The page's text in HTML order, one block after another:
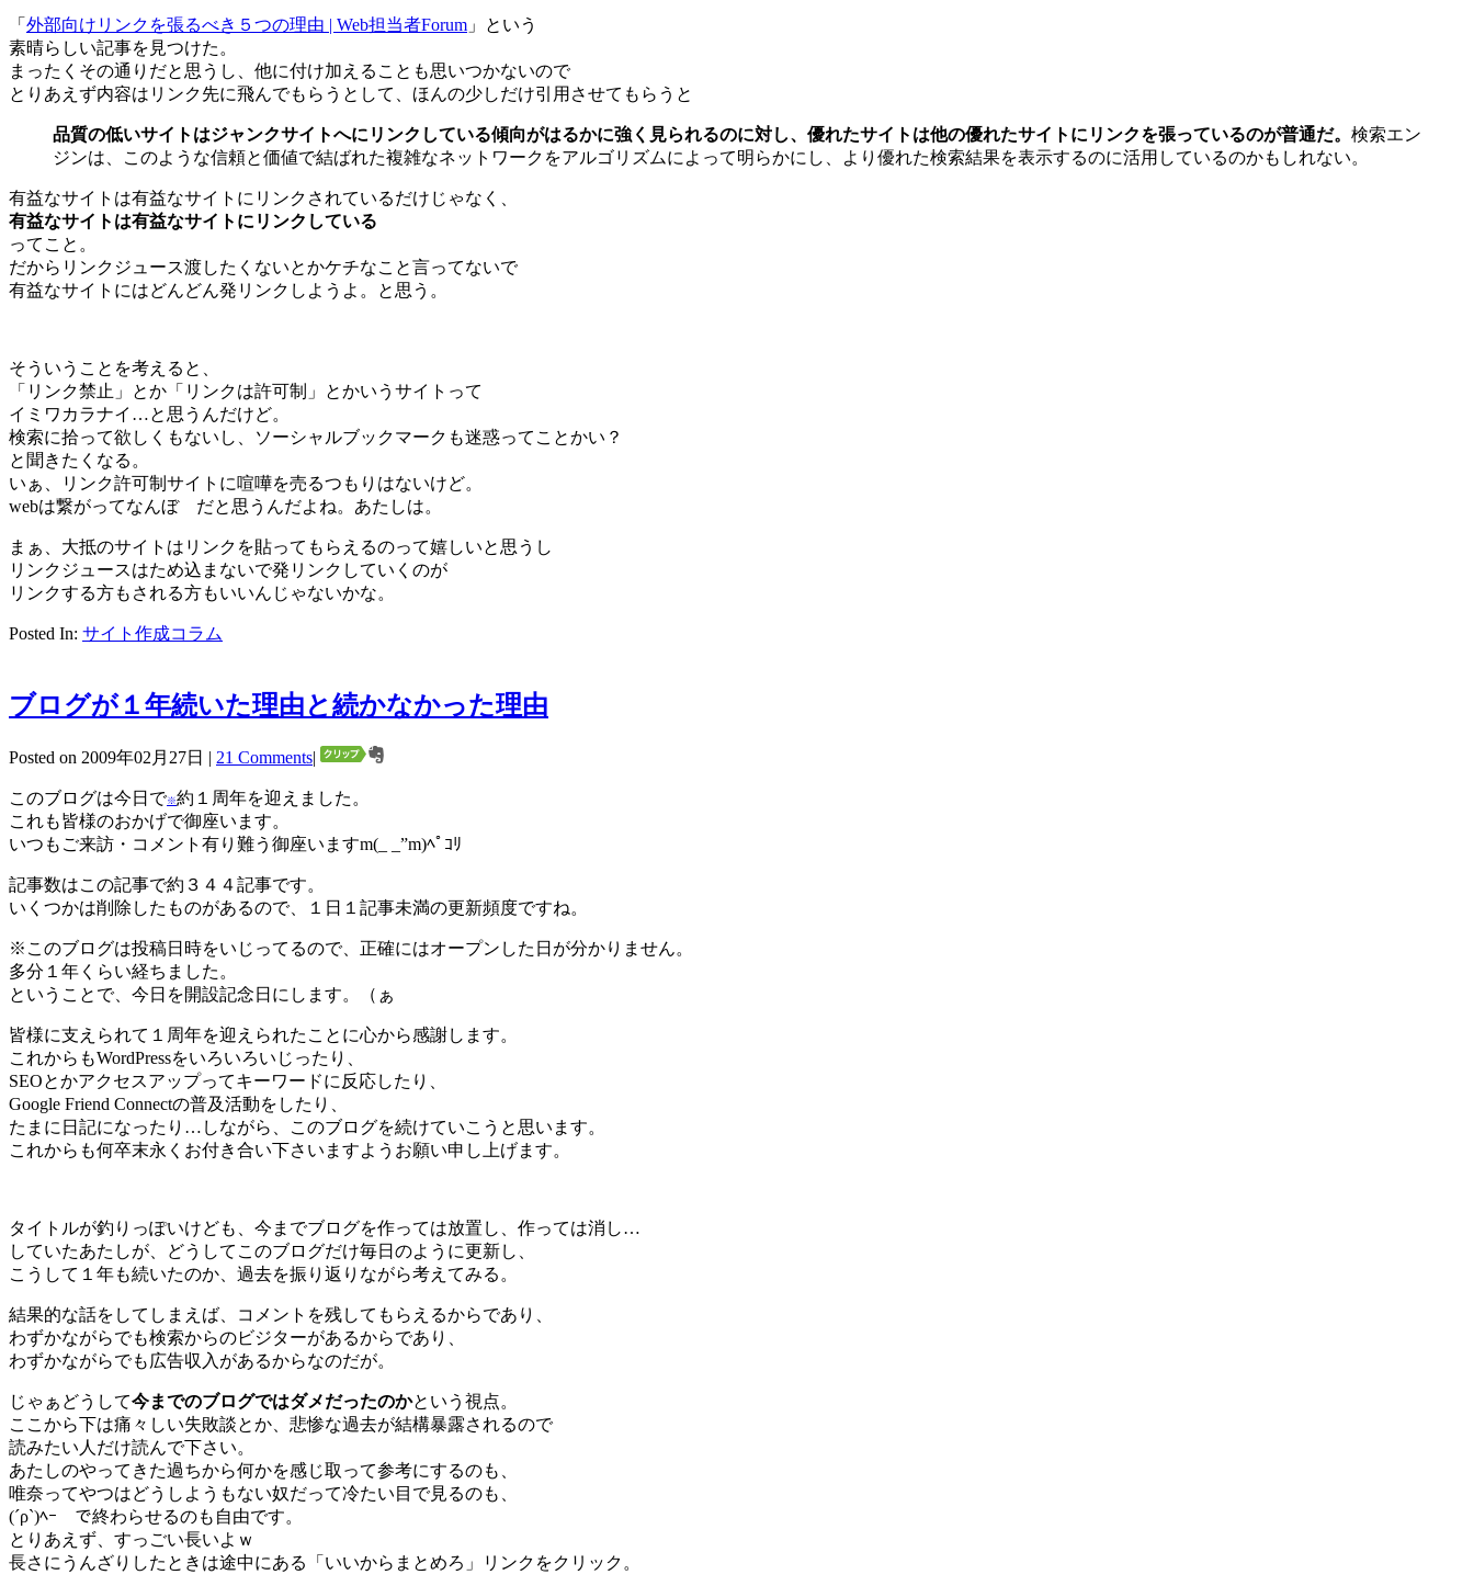
「 外部向けリンクを張るべき５つの理由 | Web担当者Forum 」という
素晴らしい記事を見つけた。
まったくその通りだと思うし、他に付け加えることも思いつかないので
とりあえず内容はリンク先に飛んでもらうとして、ほんの少しだけ引用させてもらうと
品質の低いサイトはジャンクサイトへにリンクしている傾向がはるかに強く見られるのに対し、優れたサイトは他の優れたサイトにリンクを張っているのが普通だ。 検索エン
ジンは、このような信頼と価値で結ばれた複雑なネットワークをアルゴリズムによって明らかにし、より優れた検索結果を表示するのに活用しているのかもしれない。
有益なサイトは有益なサイトにリンクされているだけじゃなく、
有益なサイトは有益なサイトにリンクしている
ってこと。
だからリンクジュース渡したくないとかケチなこと言ってないで
有益なサイトにはどんどん発リンクしようよ。と思う。
そういうことを考えると、
「リンク禁止」とか「リンクは許可制」とかいうサイトって
イミワカラナイ…と思うんだけど。
検索に拾って欲しくもないし、ソーシャルブックマークも迷惑ってことかい？
と聞きたくなる。
いぁ、リンク許可制サイトに喧嘩を売るつもりはないけど。
webは繋がってなんぼ だと思うんだよね。あたしは。
まぁ、大抵のサイトはリンクを貼ってもらえるのって嬉しいと思うし
リンクジュースはため込まないで発リンクしていくのが
リンクする方もされる方もいいんじゃないかな。
Posted In: サイト作成コラム
ブログが１年続いた理由と続かなかった理由
Posted on 2009年02月27日 | 21 Comments|
このブログは今日で※約１周年を迎えました。
これも皆様のおかげで御座います。
いつもご来訪・コメント有り難う御座いますm(_ _”m)ﾍﾟｺﾘ
記事数はこの記事で約３４４記事です。
いくつかは削除したものがあるので、１日１記事未満の更新頻度ですね。
※このブログは投稿日時をいじってるので、正確にはオープンした日が分かりません。
多分１年くらい経ちました。
ということで、今日を開設記念日にします。（ぁ
皆様に支えられて１周年を迎えられたことに心から感謝します。
これからもWordPressをいろいろいじったり、
SEOとかアクセスアップってキーワードに反応したり、
Google Friend Connectの普及活動をしたり、
たまに日記になったり…しながら、このブログを続けていこうと思います。
これからも何卒末永くお付き合い下さいますようお願い申し上げます。
タイトルが釣りっぽいけども、今までブログを作っては放置し、作っては消し…
していたあたしが、どうしてこのブログだけ毎日のように更新し、
こうして１年も続いたのか、過去を振り返りながら考えてみる。
結果的な話をしてしまえば、コメントを残してもらえるからであり、
わずかながらでも検索からのビジターがあるからであり、
わずかながらでも広告収入があるからなのだが。
じゃぁどうして今までのブログではダメだったのかという視点。
ここから下は痛々しい失敗談とか、悲惨な過去が結構暴露されるので
読みたい人だけ読んで下さい。
あたしのやってきた過ちから何かを感じ取って参考にするのも、
唯奈ってやつはどうしようもない奴だって冷たい目で見るのも、
(´ρ`)ﾍｰ で終わらせるのも自由です。
とりあえず、すっごい長いよｗ
長さにうんざりしたときは途中にある「いいからまとめろ」リンクをクリック。